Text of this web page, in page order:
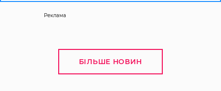
Реклама
БІЛЬШЕ НОВИН